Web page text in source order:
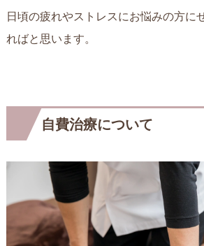
日頃の疲れやストレスにお悩みの方に
ればと思います。
自費治療について